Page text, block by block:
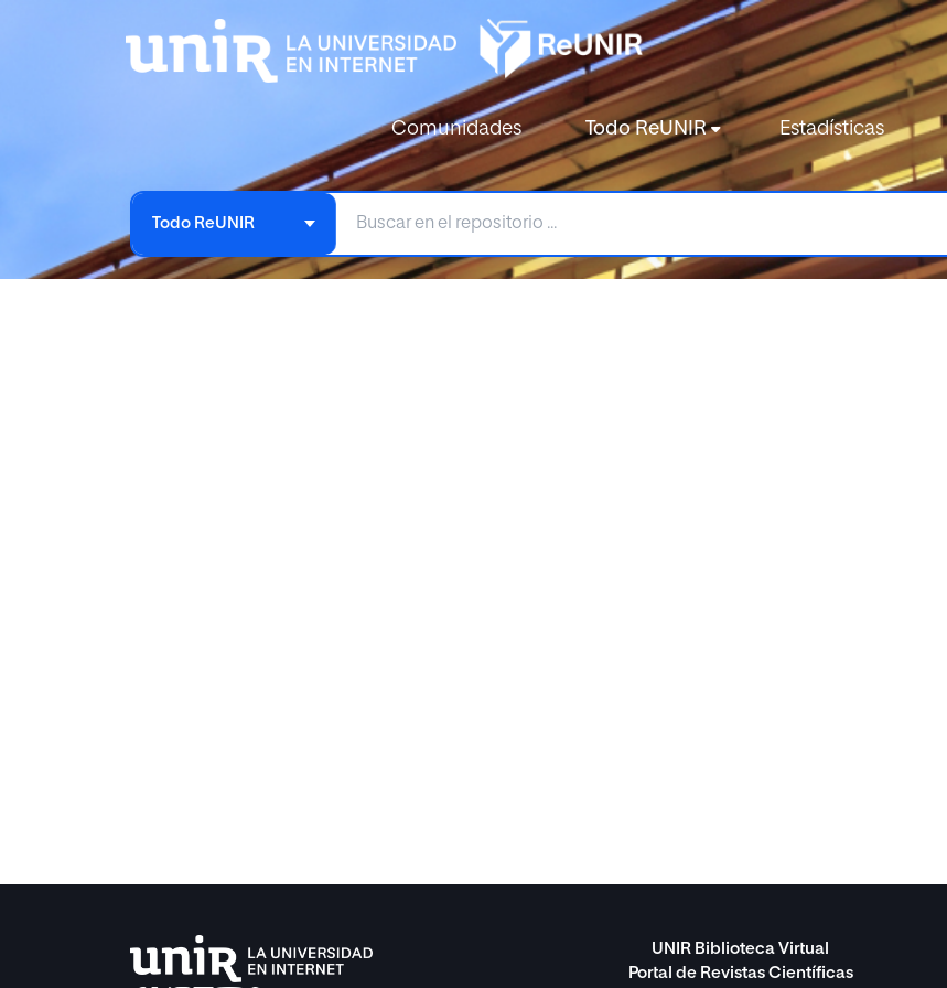
Comunidades Todo ReUNIR Estadísticas
Todo ReUNIR
UNIR Biblioteca Virtual
Portal de Revistas Científicas